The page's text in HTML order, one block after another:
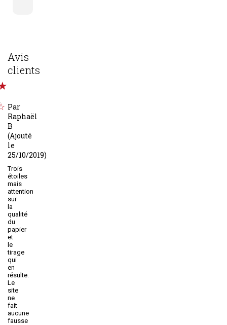
Avis
clients
Par
Raphaël
B
(Ajouté
le
25/10/2019)
Trois
étoiles
mais
attention
sur
la
qualité
du
papier
et
le
tirage
qui
en
résulte.
Le
site
ne
fait
aucune
fausse